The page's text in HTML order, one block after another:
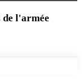
de l'armée